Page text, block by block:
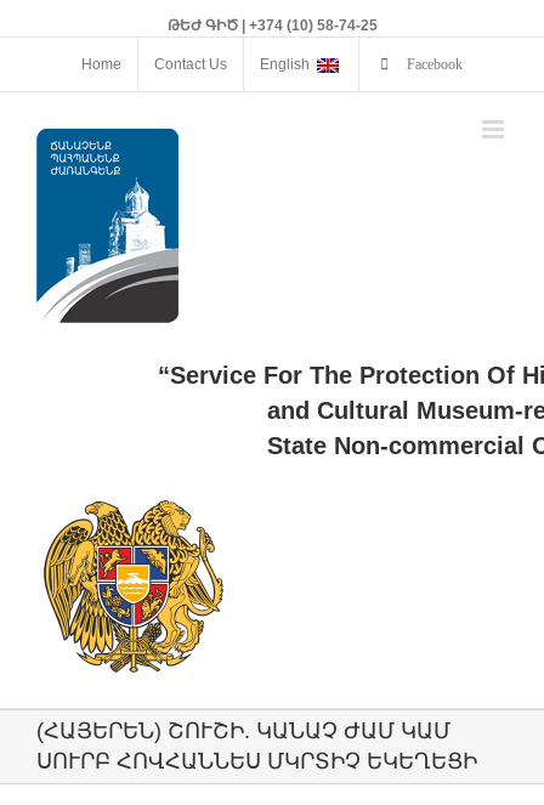
ԹԵԺ ԳԻԾ | +374 (10) 58-74-25
Home Contact Us English Facebook
“Service For The Protection Of
and Cultural Museum-
State Non-commercial
(ՀԱՅԵՐԵՆ) ՇՈՒՇԻ. ԿԱՆԱՉ ԺԱՄ ԿԱՄ
ՍՈՒՐԲ ՀՈՎՀԱՆՆԵՍ ՄԿՐՏԻՉ ԵԿԵՂԵՑԻ